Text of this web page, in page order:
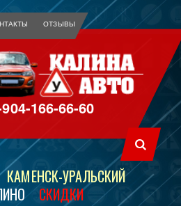
ОТЗЫВЫ
166-66-60
КАМЕНСК-УРАЛЬСКИЙ
СКИДКИ